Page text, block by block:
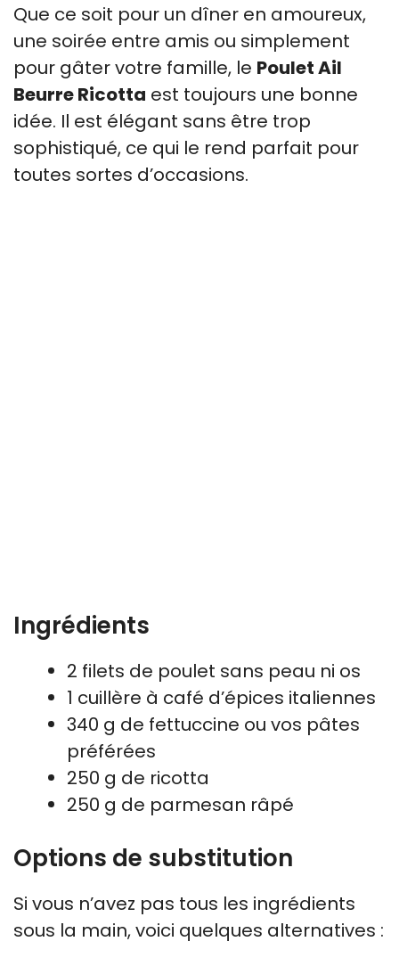
Que ce soit pour un dîner en amoureux,
une soirée entre amis ou simplement
pour gâter votre famille, le Poulet Ail
Beurre Ricotta est toujours une bonne
idée. Il est élégant sans être trop
sophistiqué, ce qui le rend parfait pour
toutes sortes d’occasions.
Ingrédients
2 filets de poulet sans peau ni os
1 cuillère à café d’épices italiennes
340 g de fettuccine ou vos pâtes
préférées
250 g de ricotta
250 g de parmesan râpé
Options de substitution
Si vous n’avez pas tous les ingrédients
sous la main, voici quelques alternatives :